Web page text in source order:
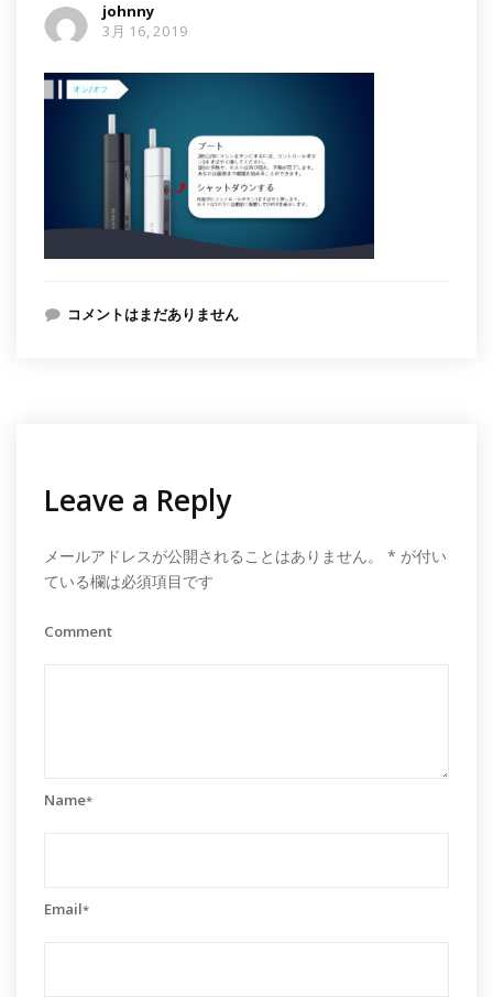
johnny
3月 16, 2019
コメントはまだありません
Leave a Reply
メールアドレスが公開されることはありません。 * が付い
ている欄は必須項目です
Comment
Name*
Email*